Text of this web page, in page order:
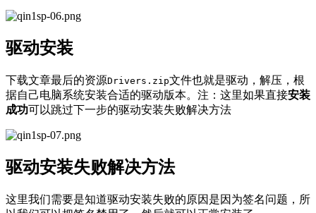
驱动安装
下载文章最后的资源Drivers.zip文件也就是驱动，解压，根
据自己电脑系统安装合适的驱动版本。注：这里如果直接安装
成功可以跳过下一步的驱动安装失败解决方法
驱动安装失败解决方法
这里我们需要是知道驱动安装失败的原因是因为签名问题，所